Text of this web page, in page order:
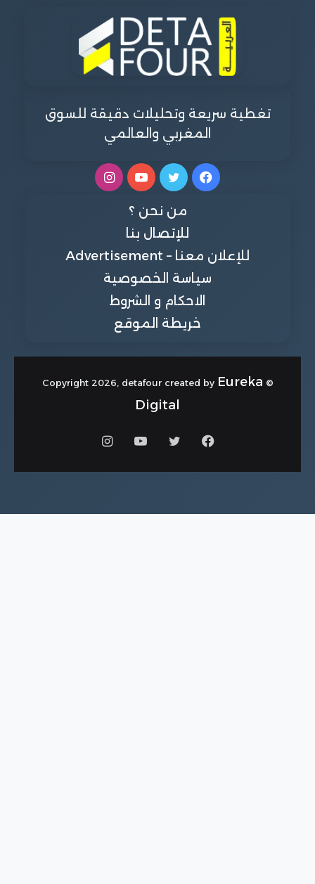
تغطية سريعة وتحليلات دقيقة للسوق
المغربي والعالمي
فيسبوكتويتر يوتيوبانستقرام
من نحن ؟
للإتصال بنا
للإعلان معنا – Advertisement
سياسة الخصوصية
الاحكام و الشروط
خريطة الموقع
© Copyright 2026, detafour created by
Eureka
Digital
فيسبوكتويتر يوتيوبانستقرام